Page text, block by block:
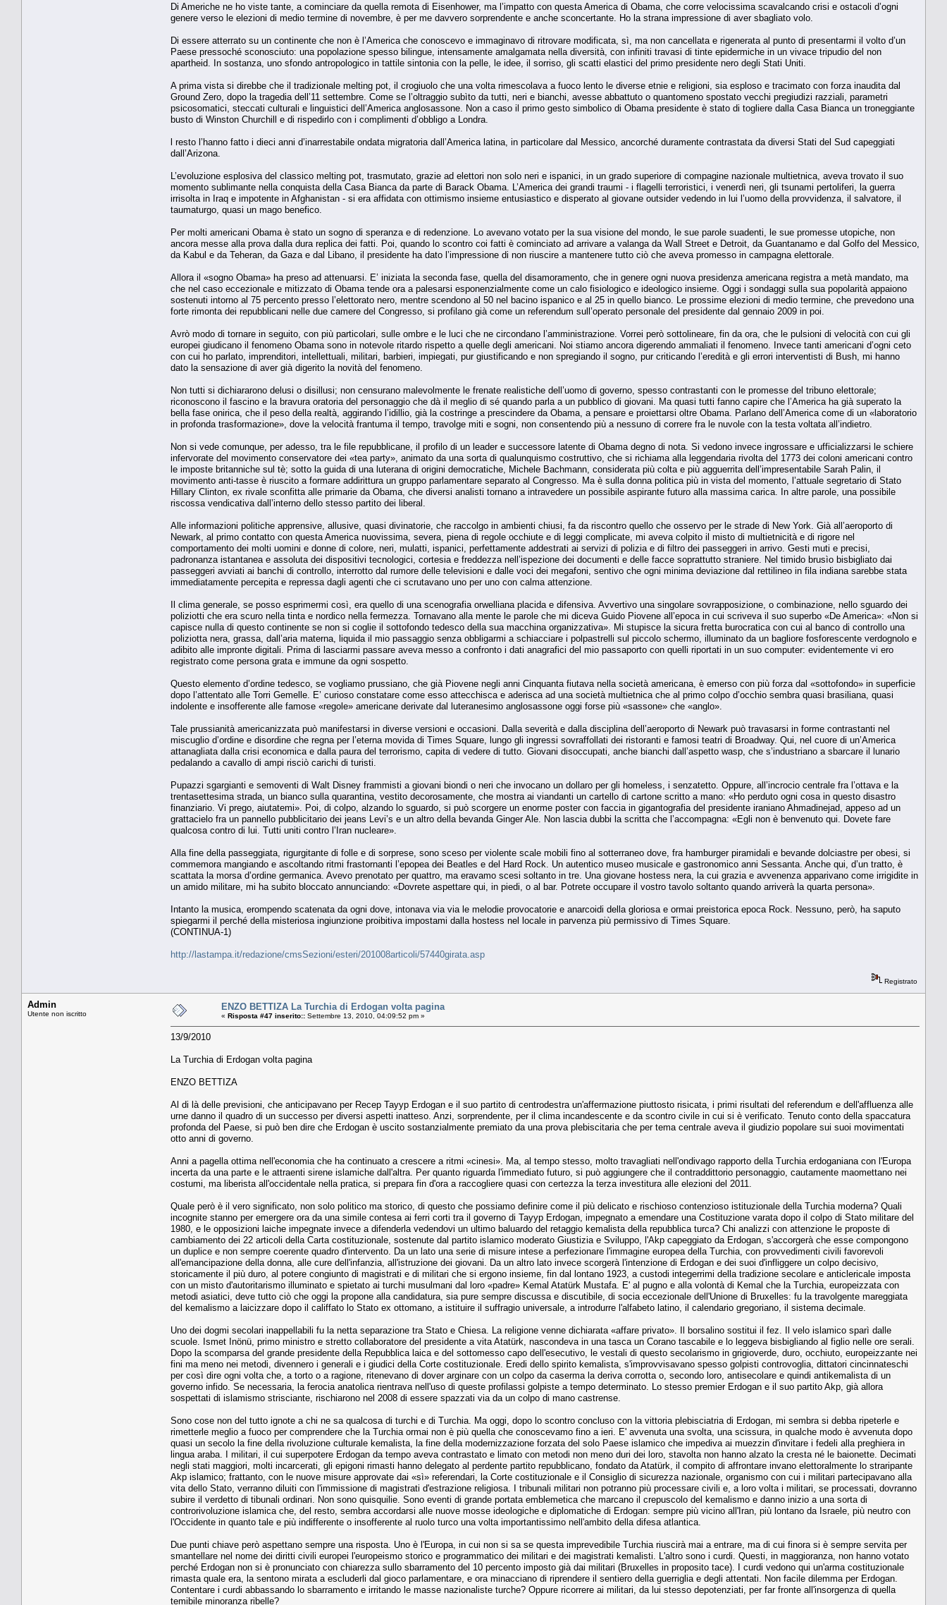
Di Americhe ne ho viste tante, a cominciare da quella remota di Eisenhower, ma l’impatto con questa America di Obama, che corre velocissima scavalcando crisi e ostacoli d’ogni
genere verso le elezioni di medio termine di novembre, è per me davvero sorprendente e anche sconcertante. Ho la strana impressione di aver sbagliato volo.
Di essere atterrato su un continente che non è l’America che conoscevo e immaginavo di ritrovare modificata, sì, ma non cancellata e rigenerata al punto di presentarmi il volto d’un
Paese pressoché sconosciuto: una popolazione spesso bilingue, intensamente amalgamata nella diversità, con infiniti travasi di tinte epidermiche in un vivace tripudio del non
apartheid. In sostanza, uno sfondo antropologico in tattile sintonia con la pelle, le idee, il sorriso, gli scatti elastici del primo presidente nero degli Stati Uniti.
A prima vista si direbbe che il tradizionale melting pot, il crogiuolo che una volta rimescolava a fuoco lento le diverse etnie e religioni, sia esploso e tracimato con forza inaudita dal
Ground Zero, dopo la tragedia dell’11 settembre. Come se l’oltraggio subìto da tutti, neri e bianchi, avesse abbattuto o quantomeno spostato vecchi pregiudizi razziali, parametri
psicosomatici, steccati culturali e linguistici dell’America anglosassone. Non a caso il primo gesto simbolico di Obama presidente è stato di togliere dalla Casa Bianca un troneggiante
busto di Winston Churchill e di rispedirlo con i complimenti d’obbligo a Londra.
l resto l’hanno fatto i dieci anni d’inarrestabile ondata migratoria dall’America latina, in particolare dal Messico, ancorché duramente contrastata da diversi Stati del Sud capeggiati
dall’Arizona.
L’evoluzione esplosiva del classico melting pot, trasmutato, grazie ad elettori non solo neri e ispanici, in un grado superiore di compagine nazionale multietnica, aveva trovato il suo
momento sublimante nella conquista della Casa Bianca da parte di Barack Obama. L’America dei grandi traumi - i flagelli terroristici, i venerdì neri, gli tsunami pertoliferi, la guerra
irrisolta in Iraq e impotente in Afghanistan - si era affidata con ottimismo insieme entusiastico e disperato al giovane outsider vedendo in lui l’uomo della provvidenza, il salvatore, il
taumaturgo, quasi un mago benefico.
Per molti americani Obama è stato un sogno di speranza e di redenzione. Lo avevano votato per la sua visione del mondo, le sue parole suadenti, le sue promesse utopiche, non
ancora messe alla prova dalla dura replica dei fatti. Poi, quando lo scontro coi fatti è cominciato ad arrivare a valanga da Wall Street e Detroit, da Guantanamo e dal Golfo del Messico,
da Kabul e da Teheran, da Gaza e dal Libano, il presidente ha dato l’impressione di non riuscire a mantenere tutto ciò che aveva promesso in campagna elettorale.
Allora il «sogno Obama» ha preso ad attenuarsi. E’ iniziata la seconda fase, quella del disamoramento, che in genere ogni nuova presidenza americana registra a metà mandato, ma
che nel caso eccezionale e mitizzato di Obama tende ora a palesarsi esponenzialmente come un calo fisiologico e ideologico insieme. Oggi i sondaggi sulla sua popolarità appaiono
sostenuti intorno al 75 percento presso l’elettorato nero, mentre scendono al 50 nel bacino ispanico e al 25 in quello bianco. Le prossime elezioni di medio termine, che prevedono una
forte rimonta dei repubblicani nelle due camere del Congresso, si profilano già come un referendum sull’operato personale del presidente dal gennaio 2009 in poi.
Avrò modo di tornare in seguito, con più particolari, sulle ombre e le luci che ne circondano l’amministrazione. Vorrei però sottolineare, fin da ora, che le pulsioni di velocità con cui gli
europei giudicano il fenomeno Obama sono in notevole ritardo rispetto a quelle degli americani. Noi stiamo ancora digerendo ammaliati il fenomeno. Invece tanti americani d’ogni ceto
con cui ho parlato, imprenditori, intellettuali, militari, barbieri, impiegati, pur giustificando e non spregiando il sogno, pur criticando l’eredità e gli errori interventisti di Bush, mi hanno
dato la sensazione di aver già digerito la novità del fenomeno.
Non tutti si dichiararono delusi o disillusi; non censurano malevolmente le frenate realistiche dell’uomo di governo, spesso contrastanti con le promesse del tribuno elettorale;
riconoscono il fascino e la bravura oratoria del personaggio che dà il meglio di sé quando parla a un pubblico di giovani. Ma quasi tutti fanno capire che l’America ha già superato la
bella fase onirica, che il peso della realtà, aggirando l’idillio, già la costringe a prescindere da Obama, a pensare e proiettarsi oltre Obama. Parlano dell’America come di un «laboratorio
in profonda trasformazione», dove la velocità frantuma il tempo, travolge miti e sogni, non consentendo più a nessuno di correre fra le nuvole con la testa voltata all’indietro.
Non si vede comunque, per adesso, tra le file repubblicane, il profilo di un leader e successore latente di Obama degno di nota. Si vedono invece ingrossare e ufficializzarsi le schiere
infervorate del movimento conservatore dei «tea party», animato da una sorta di qualunquismo costruttivo, che si richiama alla leggendaria rivolta del 1773 dei coloni americani contro
le imposte britanniche sul tè; sotto la guida di una luterana di origini democratiche, Michele Bachmann, considerata più colta e più agguerrita dell’impresentabile Sarah Palin, il
movimento anti-tasse è riuscito a formare addirittura un gruppo parlamentare separato al Congresso. Ma è sulla donna politica più in vista del momento, l’attuale segretario di Stato
Hillary Clinton, ex rivale sconfitta alle primarie da Obama, che diversi analisti tornano a intravedere un possibile aspirante futuro alla massima carica. In altre parole, una possibile
riscossa vendicativa dall’interno dello stesso partito dei liberal.
Alle informazioni politiche apprensive, allusive, quasi divinatorie, che raccolgo in ambienti chiusi, fa da riscontro quello che osservo per le strade di New York. Già all’aeroporto di
Newark, al primo contatto con questa America nuovissima, severa, piena di regole occhiute e di leggi complicate, mi aveva colpito il misto di multietnicità e di rigore nel
comportamento dei molti uomini e donne di colore, neri, mulatti, ispanici, perfettamente addestrati ai servizi di polizia e di filtro dei passeggeri in arrivo. Gesti muti e precisi,
padronanza istantanea e assoluta dei dispositivi tecnologici, cortesia e freddezza nell’ispezione dei documenti e delle facce soprattutto straniere. Nel timido brusìo bisbigliato dai
passeggeri avviati ai banchi di controllo, interrotto dal rumore delle televisioni e dalle voci dei megafoni, sentivo che ogni minima deviazione dal rettilineo in fila indiana sarebbe stata
immediatamente percepita e repressa dagli agenti che ci scrutavano uno per uno con calma attenzione.
Il clima generale, se posso esprimermi così, era quello di una scenografia orwelliana placida e difensiva. Avvertivo una singolare sovrapposizione, o combinazione, nello sguardo dei
poliziotti che era scuro nella tinta e nordico nella fermezza. Tornavano alla mente le parole che mi diceva Guido Piovene all’epoca in cui scriveva il suo superbo «De America»: «Non si
capisce nulla di questo continente se non si coglie il sottofondo tedesco della sua macchina organizzativa». Mi stupisce la sicura fretta burocratica con cui al banco di controllo una
poliziotta nera, grassa, dall’aria materna, liquida il mio passaggio senza obbligarmi a schiacciare i polpastrelli sul piccolo schermo, illuminato da un bagliore fosforescente verdognolo e
adibito alle impronte digitali. Prima di lasciarmi passare aveva messo a confronto i dati anagrafici del mio passaporto con quelli riportati in un suo computer: evidentemente vi ero
registrato come persona grata e immune da ogni sospetto.
Questo elemento d’ordine tedesco, se vogliamo prussiano, che già Piovene negli anni Cinquanta fiutava nella società americana, è emerso con più forza dal «sottofondo» in superficie
dopo l’attentato alle Torri Gemelle. E’ curioso constatare come esso attecchisca e aderisca ad una società multietnica che al primo colpo d’occhio sembra quasi brasiliana, quasi
indolente e insofferente alle famose «regole» americane derivate dal luteranesimo anglosassone oggi forse più «sassone» che «anglo».
Tale prussianità americanizzata può manifestarsi in diverse versioni e occasioni. Dalla severità e dalla disciplina dell’aeroporto di Newark può travasarsi in forme contrastanti nel
miscuglio d’ordine e disordine che regna per l’eterna movida di Times Square, lungo gli ingressi sovraffollati dei ristoranti e famosi teatri di Broadway. Qui, nel cuore di un’America
attanagliata dalla crisi economica e dalla paura del terrorismo, capita di vedere di tutto. Giovani disoccupati, anche bianchi dall’aspetto wasp, che s’industriano a sbarcare il lunario
pedalando a cavallo di ampi risciò carichi di turisti.
Pupazzi sgargianti e semoventi di Walt Disney frammisti a giovani biondi o neri che invocano un dollaro per gli homeless, i senzatetto. Oppure, all’incrocio centrale fra l’ottava e la
trentasettesima strada, un bianco sulla quarantina, vestito decorosamente, che mostra ai viandanti un cartello di cartone scritto a mano: «Ho perduto ogni cosa in questo disastro
finanziario. Vi prego, aiutatemi». Poi, di colpo, alzando lo sguardo, si può scorgere un enorme poster con faccia in gigantografia del presidente iraniano Ahmadinejad, appeso ad un
grattacielo fra un pannello pubblicitario dei jeans Levi’s e un altro della bevanda Ginger Ale. Non lascia dubbi la scritta che l’accompagna: «Egli non è benvenuto qui. Dovete fare
qualcosa contro di lui. Tutti uniti contro l’Iran nucleare».
Alla fine della passeggiata, rigurgitante di folle e di sorprese, sono sceso per violente scale mobili fino al sotterraneo dove, fra hamburger piramidali e bevande dolciastre per obesi, si
commemora mangiando e ascoltando ritmi frastornanti l’epopea dei Beatles e del Hard Rock. Un autentico museo musicale e gastronomico anni Sessanta. Anche qui, d’un tratto, è
scattata la morsa d’ordine germanica. Avevo prenotato per quattro, ma eravamo scesi soltanto in tre. Una giovane hostess nera, la cui grazia e avvenenza apparivano come irrigidite in
un amido militare, mi ha subito bloccato annunciando: «Dovrete aspettare qui, in piedi, o al bar. Potrete occupare il vostro tavolo soltanto quando arriverà la quarta persona».
Intanto la musica, erompendo scatenata da ogni dove, intonava via via le melodie provocatorie e anarcoidi della gloriosa e ormai preistorica epoca Rock. Nessuno, però, ha saputo
spiegarmi il perché della misteriosa ingiunzione proibitiva impostami dalla hostess nel locale in parvenza più permissivo di Times Square.
(CONTINUA-1)
http://lastampa.it/redazione/cmsSezioni/esteri/201008articoli/57440girata.asp
Registrato
Admin
Utente non iscritto
ENZO BETTIZA La Turchia di Erdogan volta pagina
« Risposta #47 inserito:: Settembre 13, 2010, 04:09:52 pm »
13/9/2010
La Turchia di Erdogan volta pagina
ENZO BETTIZA
Al di là delle previsioni, che anticipavano per Recep Tayyp Erdogan e il suo partito di centrodestra un'affermazione piuttosto risicata, i primi risultati del referendum e dell'affluenza alle
urne danno il quadro di un successo per diversi aspetti inatteso. Anzi, sorprendente, per il clima incandescente e da scontro civile in cui si è verificato. Tenuto conto della spaccatura
profonda del Paese, si può ben dire che Erdogan è uscito sostanzialmente premiato da una prova plebiscitaria che per tema centrale aveva il giudizio popolare sui suoi movimentati
otto anni di governo.
Anni a pagella ottima nell'economia che ha continuato a crescere a ritmi «cinesi». Ma, al tempo stesso, molto travagliati nell'ondivago rapporto della Turchia erdoganiana con l'Europa
incerta da una parte e le attraenti sirene islamiche dall'altra. Per quanto riguarda l'immediato futuro, si può aggiungere che il contraddittorio personaggio, cautamente maomettano nei
costumi, ma liberista all'occidentale nella pratica, si prepara fin d'ora a raccogliere quasi con certezza la terza investitura alle elezioni del 2011.
Quale però è il vero significato, non solo politico ma storico, di questo che possiamo definire come il più delicato e rischioso contenzioso istituzionale della Turchia moderna? Quali
incognite stanno per emergere ora da una simile contesa ai ferri corti tra il governo di Tayyp Erdogan, impegnato a emendare una Costituzione varata dopo il colpo di Stato militare del
1980, e le opposizioni laiche impegnate invece a difenderla vedendovi un ultimo baluardo del retaggio kemalista della repubblica turca? Chi analizzi con attenzione le proposte di
cambiamento dei 22 articoli della Carta costituzionale, sostenute dal partito islamico moderato Giustizia e Sviluppo, l'Akp capeggiato da Erdogan, s'accorgerà che esse compongono
un duplice e non sempre coerente quadro d'intervento. Da un lato una serie di misure intese a perfezionare l'immagine europea della Turchia, con provvedimenti civili favorevoli
all'emancipazione della donna, alle cure dell'infanzia, all'istruzione dei giovani. Da un altro lato invece scorgerà l'intenzione di Erdogan e dei suoi d'infliggere un colpo decisivo,
storicamente il più duro, al potere congiunto di magistrati e di militari che si ergono insieme, fin dal lontano 1923, a custodi integerrimi della tradizione secolare e anticlericale imposta
con un misto d'autoritarismo illuminato e spietato ai turchi musulmani dal loro «padre» Kemal Atatürk Mustafa. E' al pugno e alla volontà di Kemal che la Turchia, europeizzata con
metodi asiatici, deve tutto ciò che oggi la propone alla candidatura, sia pure sempre discussa e discutibile, di socia eccezionale dell'Unione di Bruxelles: fu la travolgente mareggiata
del kemalismo a laicizzare dopo il califfato lo Stato ex ottomano, a istituire il suffragio universale, a introdurre l'alfabeto latino, il calendario gregoriano, il sistema decimale.
Uno dei dogmi secolari inappellabili fu la netta separazione tra Stato e Chiesa. La religione venne dichiarata «affare privato». Il borsalino sostitui il fez. Il velo islamico sparì dalle
scuole. Ismet Inönü, primo ministro e stretto collaboratore del presidente a vita Atatürk, nascondeva in una tasca un Corano tascabile e lo leggeva bisbigliando al figlio nelle ore serali.
Dopo la scomparsa del grande presidente della Repubblica laica e del sottomesso capo dell'esecutivo, le vestali di questo secolarismo in grigioverde, duro, occhiuto, europeizzante nei
fini ma meno nei metodi, divennero i generali e i giudici della Corte costituzionale. Eredi dello spirito kemalista, s'improvvisavano spesso golpisti controvoglia, dittatori cincinnateschi
per così dire ogni volta che, a torto o a ragione, ritenevano di dover arginare con un colpo da caserma la deriva corrotta o, secondo loro, antisecolare e quindi antikemalista di un
governo infido. Se necessaria, la ferocia anatolica rientrava nell'uso di queste profilassi golpiste a tempo determinato. Lo stesso premier Erdogan e il suo partito Akp, già allora
sospettati di islamismo strisciante, rischiarono nel 2008 di essere spazzati via da un colpo di mano castrense.
Sono cose non del tutto ignote a chi ne sa qualcosa di turchi e di Turchia. Ma oggi, dopo lo scontro concluso con la vittoria plebisciatria di Erdogan, mi sembra si debba ripeterle e
rimetterle meglio a fuoco per comprendere che la Turchia ormai non è più quella che conoscevamo fino a ieri. E' avvenuta una svolta, una scissura, in qualche modo è avvenuta dopo
quasi un secolo la fine della rivoluzione culturale kemalista, la fine della modernizzazione forzata del solo Paese islamico che impediva ai muezzin d'invitare i fedeli alla preghiera in
lingua araba. I militari, il cui superpotere Erdogan da tempo aveva contrastato e limato con metodi non meno duri dei loro, stavolta non hanno alzato la cresta né le baionette. Decimati
negli stati maggiori, molti incarcerati, gli epigoni rimasti hanno delegato al perdente partito repubblicano, fondato da Atatürk, il compito di affrontare invano elettoralmente lo straripante
Akp islamico; frattanto, con le nuove misure approvate dai «sì» referendari, la Corte costituzionale e il Consiglio di sicurezza nazionale, organismo con cui i militari partecipavano alla
vita dello Stato, verranno diluiti con l'immissione di magistrati d'estrazione religiosa. I tribunali militari non potranno più processare civili e, a loro volta i militari, se processati, dovranno
subire il verdetto di tibunali ordinari. Non sono quisquilie. Sono eventi di grande portata emblemetica che marcano il crepuscolo del kemalismo e danno inizio a una sorta di
controrivoluzione islamica che, del resto, sembra accordarsi alle nuove mosse ideologiche e diplomatiche di Erdogan: sempre più vicino all'Iran, più lontano da Israele, più neutro con
l'Occidente in quanto tale e più indifferente o insofferente al ruolo turco una volta importantissimo nell'ambito della difesa atlantica.
Due punti chiave però aspettano sempre una risposta. Uno è l'Europa, in cui non si sa se questa imprevedibile Turchia riuscirà mai a entrare, ma di cui finora si è sempre servita per
smantellare nel nome dei diritti civili europei l'europeismo storico e programmatico dei militari e dei magistrati kemalisti. L'altro sono i curdi. Questi, in maggioranza, non hanno votato
perché Erdogan non si è pronunciato con chiarezza sullo sbarramento del 10 percento imposto già dai militari (Bruxelles in proposito tace). I curdi vedono qui un'arma costituzionale
rimasta quale era, la sentono mirata a escluderli dal gioco parlamentare, e ora minacciano di riprendere il sentiero della guerriglia e degli attentati. Non facile dilemma per Erdogan.
Contentare i curdi abbassando lo sbarramento e irritando le masse nazionaliste turche? Oppure ricorrere ai militari, da lui stesso depotenziati, per far fronte all'insorgenza di quella
temibile minoranza ribelle?